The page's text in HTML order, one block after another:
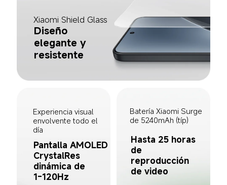
Xiaomi Shield Glass
Diseño
elegante y
resistente
Experiencia visual
envolvente todo el
día
Pantalla AMOLED
CrystalRes
dinámica de
1-120Hz
Batería Xiaomi Surge
de 5240mAh (típ)
Hasta 25 horas
de
reproducción
de video